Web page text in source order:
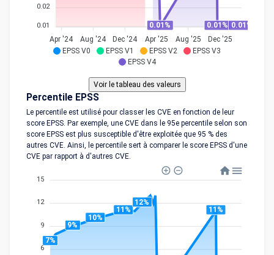
EPSS V0 EPSS V1 EPSS V2
EPSS V3
EPSS V4
0.02
0.01 0.01% 0.01% 0.01%
Apr '24
Aug '24 Dec '24 Apr '25 Aug '25 Dec '25
Percentile EPSS
Le percentile est utilisé pour classer les CVE en fonction de leur
score EPSS. Par exemple, une CVE dans le 95e percentile selon son
score EPSS est plus susceptible d'être exploitée que 95 % des
autres CVE. Ainsi, le percentile sert à comparer le score EPSS d'une
CVE par rapport à d'autres CVE.
15
12
9
6
7%
9%
10%
11%
12%
11%